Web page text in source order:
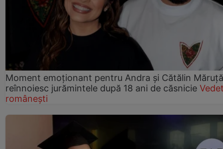
Moment emoționant pentru Andra și Cătălin
reînnoiesc jurămintele după 18 ani de căsnicie
românești